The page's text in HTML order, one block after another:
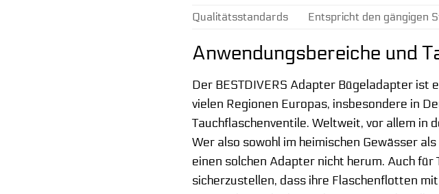
Qualitätsstandards
Entspricht den gängigen
Anwendungsbereiche und
Der BESTDIVERS Adapter Bügeladapter ist
vielen Regionen Europas, insbesondere in
Tauchflaschenventile. Weltweit, vor allem in
Wer also sowohl im heimischen Gewässer
einen solchen Adapter nicht herum. Auch
sicherzustellen, dass ihre Flaschenflotten